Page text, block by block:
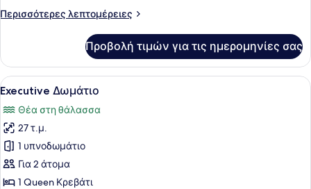
Περισσότερες λεπτομέρειες
Περισσότερες
Δωμάτιο
Προβολή τιμών για τις ημερομηνίες σας
Προβολή
όλων
των
φωτογραφιών
για
Executive
Δωμάτιο
Ένα μοντέρνο σαλόνι με έναν
11
Executive Δωμάτιο
Θέα στη θάλασσα
27 τ.μ.
1 υπνοδωμάτιο
Για 2 άτομα
1 Queen Κρεβάτι